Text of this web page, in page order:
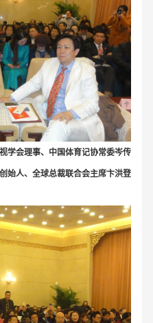
学会理事、中国体育记协常委岑传
始人、全球总裁联合会主席卞洪登